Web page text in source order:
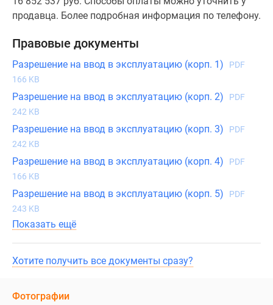
продавца. Более подробная информация по телефону.
Правовые документы
Разрешение на ввод в эксплуатацию (корп. 1)
PDF
166 KB
Разрешение на ввод в эксплуатацию (корп. 2)
PDF
242 KB
Разрешение на ввод в эксплуатацию (корп. 3)
PDF
242 KB
Разрешение на ввод в эксплуатацию (корп. 4)
PDF
166 KB
Разрешение на ввод в эксплуатацию (корп. 5)
PDF
243 KB
Показать ещё
Хотите получить все документы сразу?
Фотографии